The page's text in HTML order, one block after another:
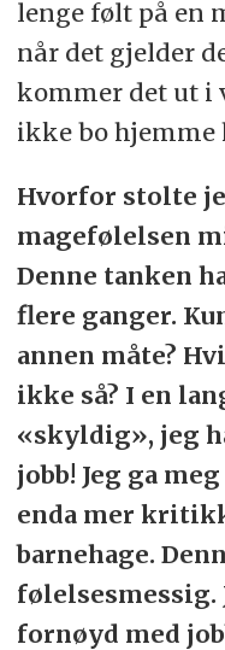
lenge følt på en
når det gjelder
kommer det ut i
ikke bo hjemme
Hvorfor stolte
magefølelsen
Denne tanken
flere ganger.
annen måte?
ikke så? I en
«skyldig», jeg
jobb! Jeg ga
enda mer
barnehage.
fornøyd med